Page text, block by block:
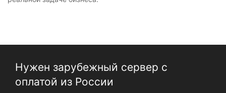
Нужен зарубежный сервер с
оплатой из России